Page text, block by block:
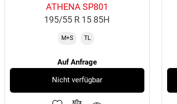
ATHENA SP801
195/55 R 15 85H
M+S TL
Auf Anfrage
Nicht verfügbar